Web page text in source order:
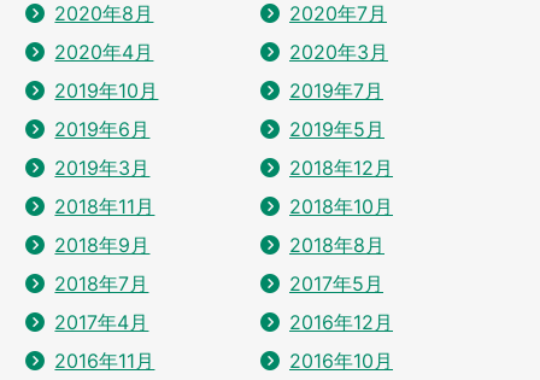
2020年8月
2020年7月
2020年4月
2020年3月
2019年10月
2019年7月
2019年6月
2019年5月
2019年3月
2018年12月
2018年11月
2018年10月
2018年9月
2018年8月
2018年7月
2017年5月
2017年4月
2016年12月
2016年11月
2016年10月